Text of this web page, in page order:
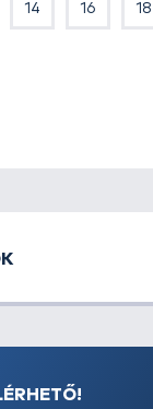
14 16 18